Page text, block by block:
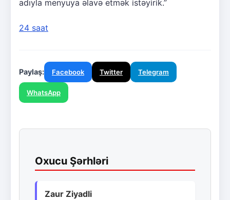
adıyla menyuya əlavə etmək istəyirik.”
24 saat
Paylaş: Facebook Twitter Telegram
WhatsApp
Oxucu Şərhləri
Zaur Ziyadli